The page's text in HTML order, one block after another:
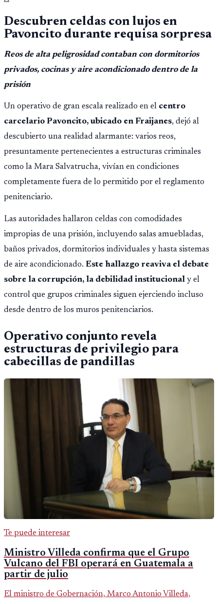
Descubren celdas con lujos en
Pavoncito durante requisa sorpresa
Reos de alta peligrosidad contaban con dormitorios
privados, cocinas y aire acondicionado dentro de la
prisión
Un operativo de gran escala realizado en el centro
carcelario Pavoncito, ubicado en Fraijanes, dejó al
descubierto una realidad alarmante: varios reos,
presuntamente pertenecientes a estructuras criminales
como la Mara Salvatrucha, vivían en condiciones
completamente fuera de lo permitido por el reglamento
penitenciario.
Las autoridades hallaron celdas con comodidades
impropias de una prisión, incluyendo salas amuebladas,
baños privados, dormitorios individuales y hasta sistemas
de aire acondicionado. Este hallazgo reaviva el debate
sobre la corrupción, la debilidad institucional y el
control que grupos criminales siguen ejerciendo incluso
desde dentro de los muros penitenciarios.
Operativo conjunto revela
estructuras de privilegio para
cabecillas de pandillas
Te puede interesar
Ministro Villeda confirma que el Grupo
Vulcano del FBI operará en Guatemala a
partir de julio
El ministro de Gobernación, Marco Antonio Villeda,